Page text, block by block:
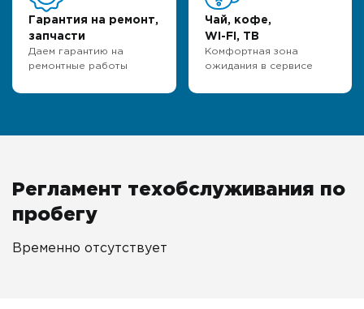
Гарантия на ремонт,
запчасти
Даем гарантию на
ремонтные работы
Чай, кофе,
WI-FI, ТВ
Комфортная зона
ожидания в сервисе
Регламент техобслуживания по
пробегу
Временно отсутствует